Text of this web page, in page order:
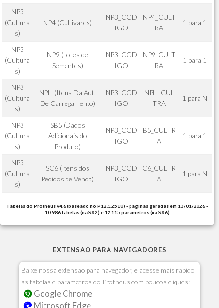
NP3
(Cultura
s)
NP4 (Cultivares)
NP3_COD
IGO
NP4_CULT
RA
1 para 1
NP3
(Cultura
s)
NP9 (Lotes de
Sementes)
NP3_COD
IGO
NP9_CULT
RA
1 para 1
NP3
(Cultura
s)
NPH (Itens Da Aut.
De Carregamento)
NP3_COD
IGO
NPH_CUL
TRA
1 para N
NP3
(Cultura
s)
SB5 (Dados
Adicionais do
Produto)
NP3_COD
IGO
B5_CULTR
A
1 para 1
NP3
(Cultura
s)
SC6 (Itens dos
Pedidos de Venda)
NP3_COD
IGO
C6_CULTR
A
1 para N
Tabelas do Protheus v4.6 (baseado no P12.1.2510) - paginas geradas em 13/01/2026 -
10.986 tabelas (na SX2) e 12.115 parametros (na SX6)
EXTENSAO PARA NAVEGADORES
Baixe nossa extensao para navegador, e acesse mais rapido
as tabelas e parametros do Protheus com poucos cliques:
Google Chrome
Microsoft Edge